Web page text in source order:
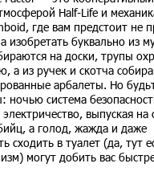
Half-Life и
где вам предстоит не
изобретать буквально из
на доски, трупы
а из ручек и скотча
арбалеты. Но
ночью система
выпуская на
а голод, жажда и даже
сходить в туалет (да, тут
могут добить вас